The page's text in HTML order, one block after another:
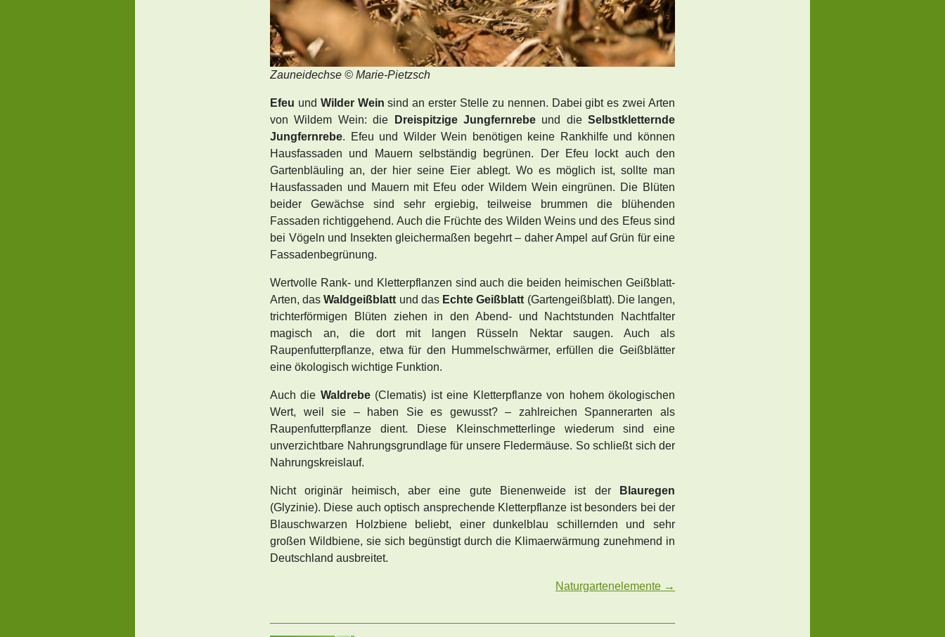
Zauneidechse © Marie-Pietzsch
Efeu und Wilder Wein sind an erster Stelle zu nennen. Dabei gibt es zwei Arten
von Wildem Wein: die
Dreispitzige Jungfernrebeund die Selbstkletternde
Jungfernrebe. Efeu und Wilder Wein benötigen keine Rankhilfe und können
Hausfassaden und Mauern selbständig begrünen. Der Efeu lockt auch den
Gartenbläuling an, der hier seine Eier ablegt. Wo es möglich ist, sollte man
Hausfassaden und Mauern mit Efeu oder Wildem Wein eingrünen. Die Blüten
beider Gewächse sind sehr ergiebig, teilweise brummen die blühenden
Fassaden richtiggehend. Auch die Früchte des Wilden Weins und des Efeus sind
bei Vögeln und Insekten gleichermaßen begehrt – daher Ampel auf Grün für eine
Fassadenbegrünung.
Wertvolle Rank- und Kletterpflanzen sind auch die beiden heimischen Geißblatt-
Arten, dasWaldgeißblatt und das Echte Geißblatt (Gartengeißblatt). Die langen,
trichterförmigen Blüten ziehen in den Abend- und Nachtstunden Nachtfalter
magisch an, die dort mit langen Rüsseln Nektar saugen. Auch als
Raupenfutterpflanze, etwa für den Hummelschwärmer, erfüllen die Geißblätter
eine ökologisch wichtige Funktion.
Auch die Waldrebe(Clematis) ist eine Kletterpflanze von hohem ökologischen
Wert, weil sie – haben Sie es gewusst? – zahlreichen Spannerarten als
Raupenfutterpflanze dient. Diese Kleinschmetterlinge wiederum sind eine
unverzichtbare Nahrungsgrundlage für unsere Fledermäuse. So schließt sich der
Nahrungskreislauf.
Nicht originär heimisch, aber eine gute Bienenweide ist der
Blauregen
(Glyzinie). Diese auch optisch ansprechende Kletterpflanze ist besonders bei der
Blauschwarzen Holzbiene beliebt, einer dunkelblau schillernden und sehr
großen Wildbiene, sie sich begünstigt durch die Klimaerwärmung zunehmend in
Deutschland ausbreitet.
Naturgartenelemente →